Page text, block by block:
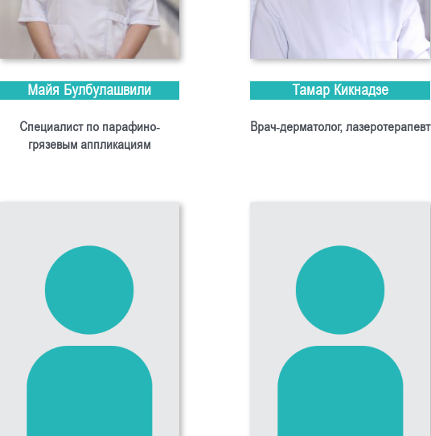
Майя Булбулашвили
Специалист по парафино-
грязевым аппликациям
Тамар Кикнадзе
Врач-дерматолог, лазеротерапевт